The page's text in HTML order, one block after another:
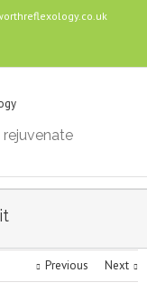
rejuvenate
Previous Next